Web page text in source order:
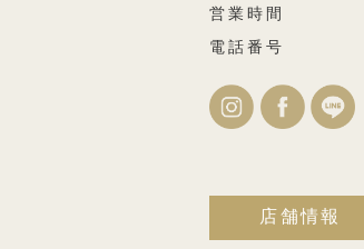
営業時間
電話番号
店舗情報